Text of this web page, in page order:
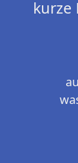
kurze